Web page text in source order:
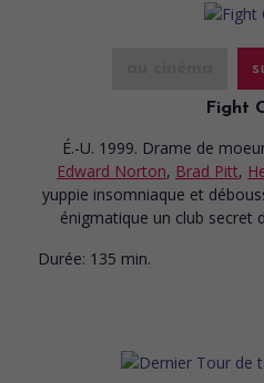
Fight
É.-U. 1999. Drame de
Edward Norton, Brad Pitt,
yuppie insomniaque et
énigmatique un club secret
Durée: 135 min.